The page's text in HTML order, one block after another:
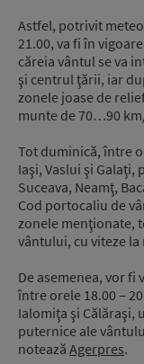
Astfel, potrivit
21.00, va fi în
căreia vântul se va
şi centrul ţării, iar
zonele joase de
munte de 70…90
Tot duminică, între
Iaşi, Vaslui şi
Suceava, Neamţ,
Cod portocaliu de
zonele menţionate,
vântului, cu viteze
De asemenea, vor fi
între orele 18.00 –
Ialomiţa şi Călăraşi,
puternice ale
notează Agerpres.